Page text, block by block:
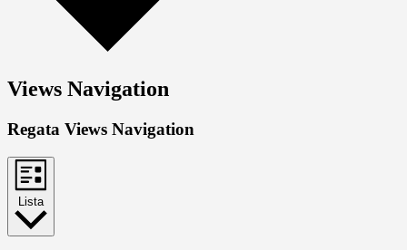
Views Navigation
Regata Views Navigation
Lista